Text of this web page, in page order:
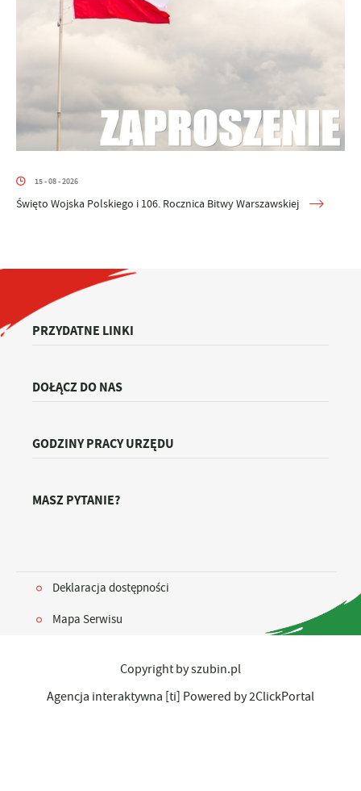
15 - 08 - 2026
Święto Wojska Polskiego i 106. Rocznica Bitwy Warszawskiej
PRZYDATNE LINKI
DOŁĄCZ DO NAS
GODZINY PRACY URZĘDU
MASZ PYTANIE?
Deklaracja dostępności
Mapa Serwisu
Copyright by szubin.pl
Agencja interaktywna [ti] Powered by2ClickPortal